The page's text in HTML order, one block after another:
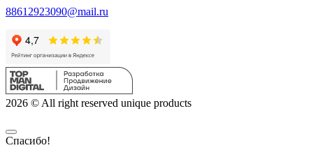
88612923090@mail.ru
2026 © All right reserved unique products
Спасибо!